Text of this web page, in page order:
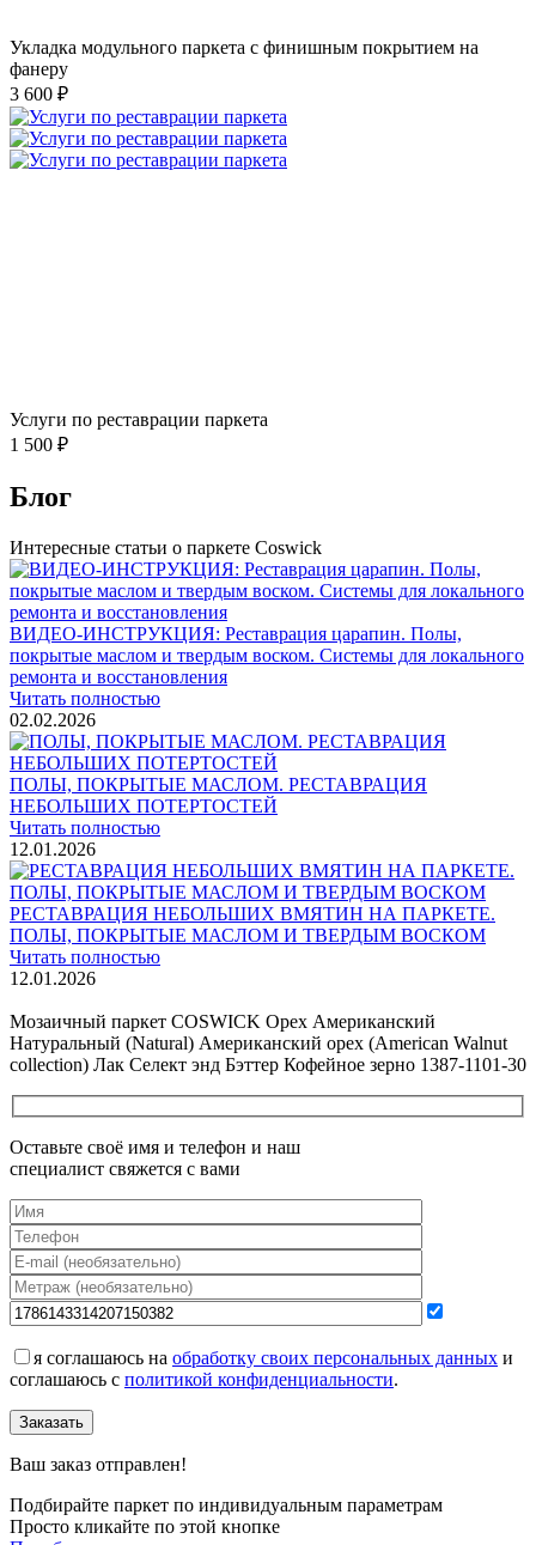
Укладка модульного паркета с финишным покрытием на
фанеру
3 600 ₽
Услуги по реставрации паркета
1 500 ₽
Блог
Интересные статьи о паркете Coswick
ВИДЕО-ИНСТРУКЦИЯ: Реставрация царапин. Полы,
покрытые маслом и твердым воском. Системы для локального
ремонта и восстановления
Читать полностью
02.02.2026
ПОЛЫ, ПОКРЫТЫЕ МАСЛОМ. РЕСТАВРАЦИЯ
НЕБОЛЬШИХ ПОТЕРТОСТЕЙ
Читать полностью
12.01.2026
РЕСТАВРАЦИЯ НЕБОЛЬШИХ ВМЯТИН НА ПАРКЕТЕ.
ПОЛЫ, ПОКРЫТЫЕ МАСЛОМ И ТВЕРДЫМ ВОСКОМ
Читать полностью
12.01.2026
Мозаичный паркет COSWICK Орех Американский
Натуральный (Natural) Американский орех (American Walnut
collection) Лак Селект энд Бэттер Кофейное зерно 1387-1101-30
Оставьте своё имя и телефон и наш
специалист свяжется с вами
я соглашаюсь на обработку своих персональных данных и
соглашаюсь с политикой конфиденциальности.
Заказать
Ваш заказ отправлен!
Подбирайте паркет по индивидуальным параметрам
Просто кликайте по этой кнопке